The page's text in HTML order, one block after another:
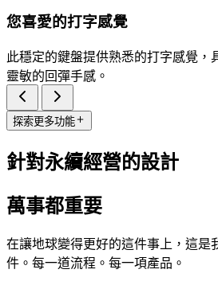
您喜愛的打字感覺
此穩定的鍵盤提供熟悉的打字感覺，
靈敏的回彈手感。
探索更多功能
針對永續經營的設計
萬事都重要
在讓地球變得更好的這件事上，這是
件。每一道流程。每一項產品。